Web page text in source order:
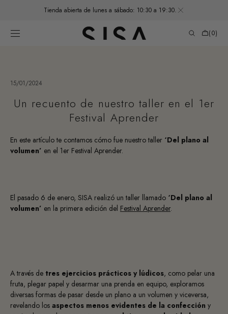
Tienda abierta de lunes a sábado: 10:30 a 19:30.
Cart
(0)
15/01/2024
Un recuento de nuestro taller en el 1er
Festival Aprender
En este artículo te contamos cómo fue nuestro taller ‘Del plano al
volumen’ en el 1er Festival Aprender.
El pasado 6 de enero, SISA realizó un taller llamado ‘Del plano al
volumen’ en la primera edición del Festival Aprender.
A través de tres ejercicios prácticos y lúdicos, como pelar una
fruta, plegar papel y desarmar una prenda en equipo, exploramos
diversas formas de pasar desde un plano a un volumen y viceversa,
revelando los aspectos menos evidentes de la confección y